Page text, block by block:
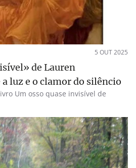
5 OUT 2025
de Lauren
luz e o clamor do silêncio
Um osso quase invisível de